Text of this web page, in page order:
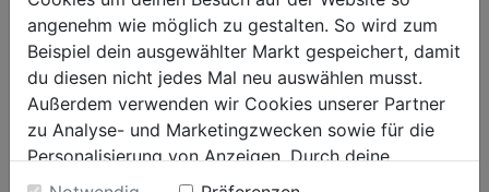
angenehm wie möglich zu gestalten. So wird zum
Beispiel dein ausgewählter Markt gespeichert, damit
du diesen nicht jedes Mal neu auswählen musst.
Außerdem verwenden wir Cookies unserer Partner
zu Analyse- und Marketingzwecken sowie für die
Personalisierung von Anzeigen. Durch deine
Einwilligung werden die Daten von Drittanbieter,